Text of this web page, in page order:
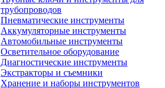
трубопроводов
Пневматические инструменты
Аккумуляторные инструменты
Автомобильные инструменты
Осветительное оборудование
Диагностические инструменты
Экстракторы и съемники
Хранение и наборы инструментов